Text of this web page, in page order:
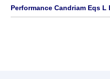
Performance Candriam Eqs L